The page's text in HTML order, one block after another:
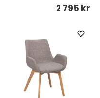
2 795 kr